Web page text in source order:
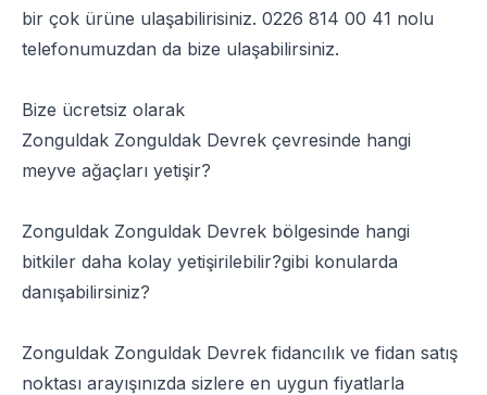
bir çok ürüne ulaşabilirisiniz. 0226 814 00 41 nolu
telefonumuzdan da bize ulaşabilirsiniz.
Bize ücretsiz olarak
Zonguldak Zonguldak Devrek çevresinde hangi
meyve ağaçları yetişir?
Zonguldak Zonguldak Devrek bölgesinde hangi
bitkiler daha kolay yetişirilebilir?gibi konularda
danışabilirsiniz?
Zonguldak Zonguldak Devrek fidancılık ve fidan satış
noktası arayışınızda sizlere en uygun fiyatlarla